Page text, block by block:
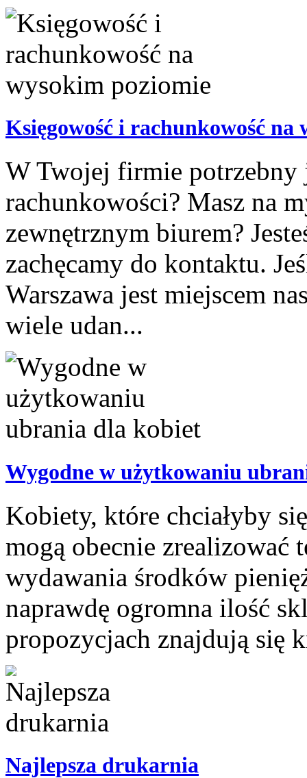
Księgowość i rachunkowość na
W Twojej firmie potrzebny
rachunkowości? Masz na
zewnętrznym biurem?
zachęcamy do kontaktu.
Warszawa jest miejscem
wiele udan...
Wygodne w użytkowaniu
Kobiety, które chciałyby
mogą obecnie zrealizować
wydawania środków
naprawdę ogromna ilość
propozycjach znajdują się
Najlepsza drukarnia